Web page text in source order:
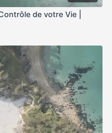
de votre Vie |